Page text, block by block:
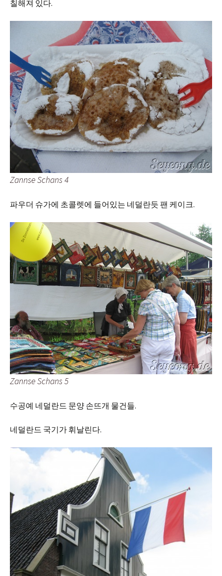
칠해져 있다.
Zannse Schans 4
파우더 슈가에 초콜렛에 들어있는 네덜란듯 팬 케이크.
Zannse Schans 5
수공예 네덜란드 문양 손뜨개 물건들.
네덜란드 국기가 휘날린다.